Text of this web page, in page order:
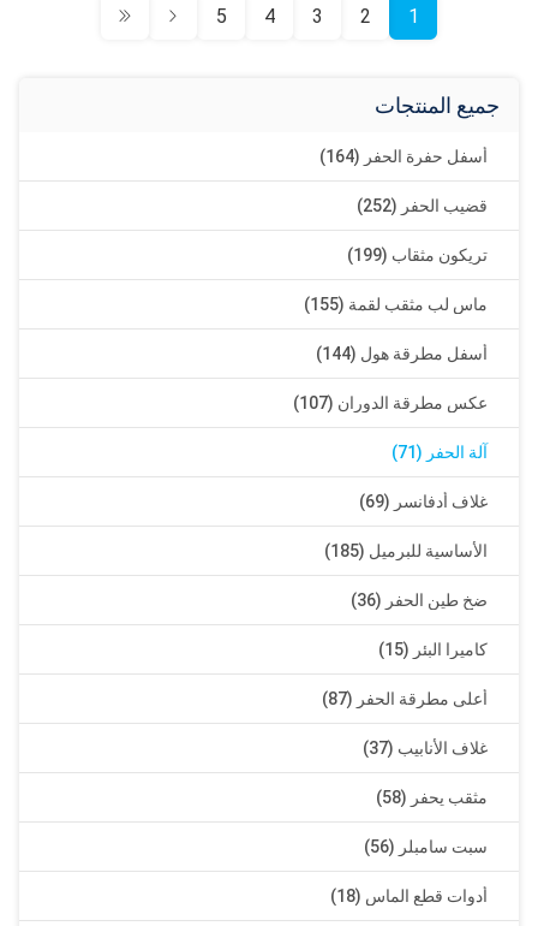
1
2
3
4
5
جميع المنتجات
أسفل حفرة الحفر (164)
قضيب الحفر (252)
تريكون مثقاب (199)
ماس لب مثقب لقمة (155)
أسفل مطرقة هول (144)
عكس مطرقة الدوران (107)
آلة الحفر (71)
غلاف أدفانسر (69)
الأساسية للبرميل (185)
ضخ طين الحفر (36)
كاميرا البئر (15)
أعلى مطرقة الحفر (87)
غلاف الأنابيب (37)
مثقب يحفر (58)
سبت سامبلر (56)
أدوات قطع الماس (18)